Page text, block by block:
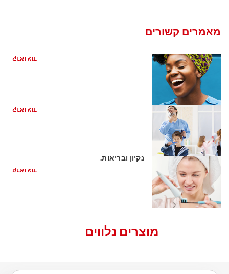
מאמרים קשורים
קראו עוד
קראו עוד
נקיון ובריאות.
קראו עוד
מוצרים נלווים